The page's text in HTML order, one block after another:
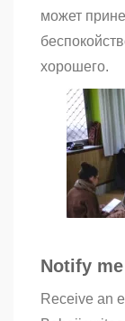
может
хорошего.
Notify
Receive an